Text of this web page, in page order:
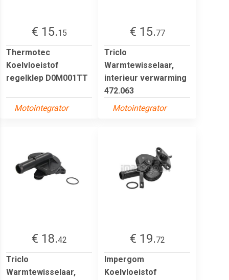
€ 15.15
Thermotec
Koelvloeistof
regelklep D0M001TT
Motointegrator
€ 15.77
Triclo
Warmtewisselaar,
interieur verwarming
472.063
Motointegrator
€ 18.42
Triclo
Warmtewisselaar,
€ 19.72
Impergom
Koelvloeistof